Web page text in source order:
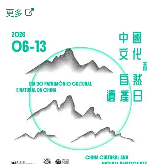
更多